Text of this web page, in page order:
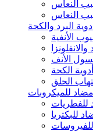
النعاس
النعاس
أدوية البرد والكحة
الأنفية
الأنف
أدوية الكحة
الحلق
مضاد للميكروبات
للفطريات
للبكتريا